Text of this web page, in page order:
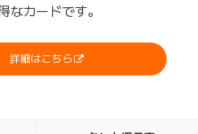
カードです。
詳細はこちら